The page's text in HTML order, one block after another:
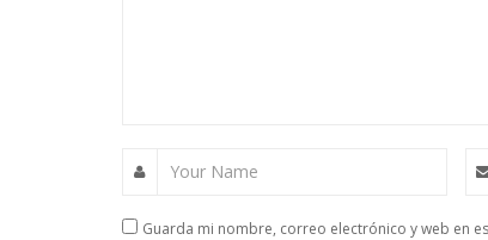
Your Name
Guarda mi nombre, correo electrónico y web en